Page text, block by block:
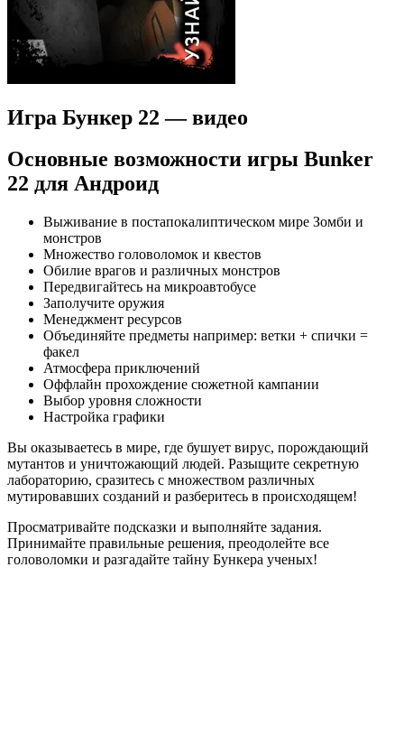
Игра Бункер 22 — видео
Основные возможности игры Bunker
22 для Андроид
Выживание в постапокалиптическом мире Зомби и
монстров
Множество головоломок и квестов
Обилие врагов и различных монстров
Передвигайтесь на микроавтобусе
Заполучите оружия
Менеджмент ресурсов
Объединяйте предметы например: ветки + спички =
факел
Атмосфера приключений
Оффлайн прохождение сюжетной кампании
Выбор уровня сложности
Настройка графики
Вы оказываетесь в мире, где бушует вирус, порождающий
мутантов и уничтожающий людей. Разыщите секретную
лабораторию, сразитесь с множеством различных
мутировавших созданий и разберитесь в происходящем!
Просматривайте подсказки и выполняйте задания.
Принимайте правильные решения, преодолейте все
головоломки и разгадайте тайну Бункера ученых!